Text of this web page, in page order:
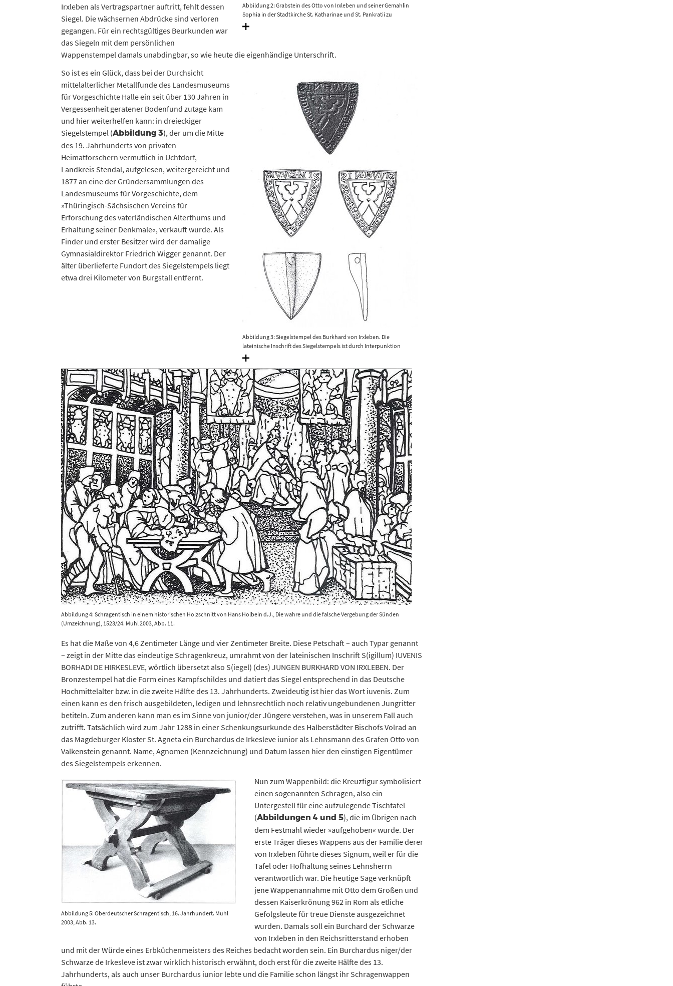
Abbildung 2: Grabstein des Otto von Irxleben und seiner Gemahlin
Sophia in der Stadtkirche St. Katharinae und St. Pankratii zu
Wolmirstedt. Oberhalb des Ritters befindet sich der Wappenschild mit
dem Schragenkreuz. Muhl 2003, Abb. 4.
Irxleben als Vertragspartner auftritt, fehlt dessen
Siegel. Die wächsernen Abdrücke sind verloren
gegangen. Für ein rechtsgültiges Beurkunden war
das Siegeln mit dem persönlichen
Wappenstempel damals unabdingbar, so wie heute die eigenhändige Unterschrift.
Abbildung 3: Siegelstempel des Burkhard von Irxleben. Die
lateinische Inschrift des Siegelstempels ist durch Interpunktion
getrennt: S. IV.VE.NIS. BOR.HA.DI DE*HIR.KESLE.VE. Muhl 2003, Abb. 2.
So ist es ein Glück, dass bei der Durchsicht
mittelalterlicher Metallfunde des Landesmuseums
für Vorgeschichte Halle ein seit über 130 Jahren in
Vergessenheit geratener Bodenfund zutage kam
und hier weiterhelfen kann: in dreieckiger
Siegelstempel (Abbildung 3), der um die Mitte
des 19. Jahrhunderts von privaten
Heimatforschern vermutlich in Uchtdorf,
Landkreis Stendal, aufgelesen, weitergereicht und
1877 an eine der Gründersammlungen des
Landesmuseums für Vorgeschichte, dem
»Thüringisch-Sächsischen Vereins für
Erforschung des vaterländischen Alterthums und
Erhaltung seiner Denkmale«, verkauft wurde. Als
Finder und erster Besitzer wird der damalige
Gymnasialdirektor Friedrich Wigger genannt. Der
älter überlieferte Fundort des Siegelstempels liegt
etwa drei Kilometer von Burgstall entfernt.
Abbildung 4: Schragentisch in einem historischen Holzschnitt von Hans Holbein d.J., Die wahre und die falsche Vergebung der Sünden
(Umzeichnung), 1523/24. Muhl 2003, Abb. 11.
Es hat die Maße von 4,6 Zentimeter Länge und vier Zentimeter Breite. Diese Petschaft – auch Typar genannt
– zeigt in der Mitte das eindeutige Schragenkreuz, umrahmt von der lateinischen Inschrift S(igillum) IUVENIS
BORHADI DE HIRKESLEVE, wörtlich übersetzt also S(iegel) (des) JUNGEN BURKHARD VON IRXLEBEN. Der
Bronzestempel hat die Form eines Kampfschildes und datiert das Siegel entsprechend in das Deutsche
Hochmittelalter bzw. in die zweite Hälfte des 13. Jahrhunderts. Zweideutig ist hier das Wort iuvenis. Zum
einen kann es den frisch ausgebildeten, ledigen und lehnsrechtlich noch relativ ungebundenen Jungritter
betiteln. Zum anderen kann man es im Sinne von junior/der Jüngere verstehen, was in unserem Fall auch
zutrifft. Tatsächlich wird zum Jahr 1288 in einer Schenkungsurkunde des Halberstädter Bischofs Volrad an
das Magdeburger Kloster St. Agneta ein Burchardus de Irkesleve iunior als Lehnsmann des Grafen Otto von
Valkenstein genannt. Name, Agnomen (Kennzeichnung) und Datum lassen hier den einstigen Eigentümer
des Siegelstempels erkennen.
Abbildung 5: Oberdeutscher Schragentisch, 16. Jahrhundert. Muhl
2003, Abb. 13.
Nun zum Wappenbild: die Kreuzfigur symbolisiert
einen sogenannten Schragen, also ein
Untergestell für eine aufzulegende Tischtafel
(Abbildungen 4 und 5), die im Übrigen nach
dem Festmahl wieder »aufgehoben« wurde. Der
erste Träger dieses Wappens aus der Familie derer
von Irxleben führte dieses Signum, weil er für die
Tafel oder Hofhaltung seines Lehnsherrn
verantwortlich war. Die heutige Sage verknüpft
jene Wappenannahme mit Otto dem Großen und
dessen Kaiserkrönung 962 in Rom als etliche
Gefolgsleute für treue Dienste ausgezeichnet
wurden. Damals soll ein Burchard der Schwarze
von Irxleben in den Reichsritterstand erhoben
und mit der Würde eines Erbküchenmeisters des Reiches bedacht worden sein. Ein Burchardus niger/der
Schwarze de Irkesleve ist zwar wirklich historisch erwähnt, doch erst für die zweite Hälfte des 13.
Jahrhunderts, als auch unser Burchardus iunior lebte und die Familie schon längst ihr Schragenwappen